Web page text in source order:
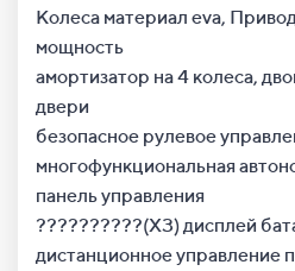
Колеса материал eva,
мощность
амортизатор на 4 колеса,
двери
безопасное рулевое
многофункциональная
панель управления
??????????(ХЗ) дисплей
дистанционное управление